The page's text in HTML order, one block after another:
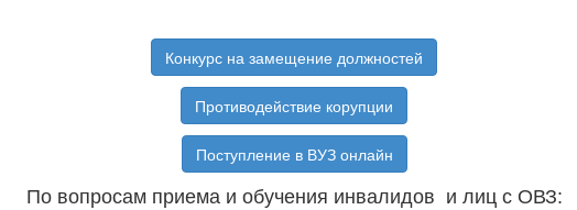
Конкурс на замещение должностей
Противодействие корупции
Поступление в ВУЗ онлайн
По вопросам приема и обучения инвалидов и лиц с ОВЗ: